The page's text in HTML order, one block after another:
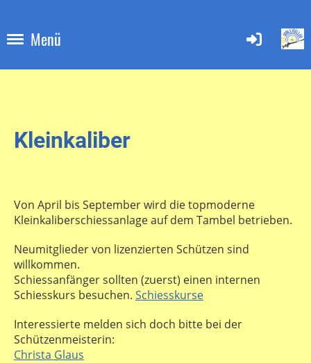
Menü
Kleinkaliber
Von April bis September wird die topmoderne
Kleinkaliberschiessanlage auf dem Tambel betrieben.
Neumitglieder von lizenzierten Schützen sind
willkommen.
Schiessanfänger sollten (zuerst) einen internen
Schiesskurs besuchen. Schiesskurse
Interessierte melden sich doch bitte bei der
Schützenmeisterin:
Christa Glaus